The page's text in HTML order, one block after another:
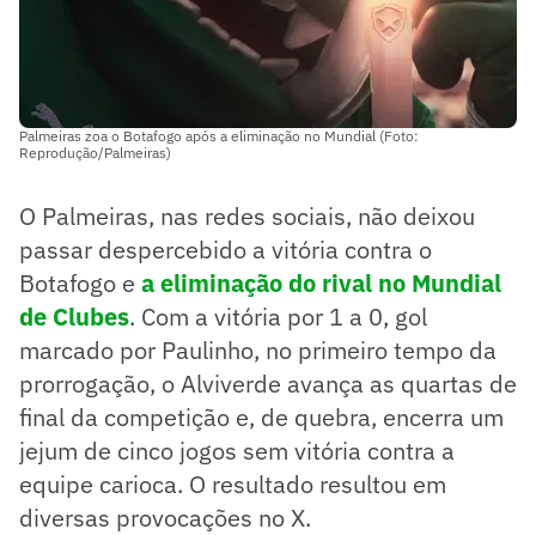
Palmeiras zoa o Botafogo após a eliminação no Mundial (Foto:
Reprodução/Palmeiras)
O Palmeiras, nas redes sociais, não deixou
passar despercebido a vitória contra o
Botafogo e a eliminação do rival no Mundial
de Clubes. Com a vitória por 1 a 0, gol
marcado por Paulinho, no primeiro tempo da
prorrogação, o Alviverde avança as quartas de
final da competição e, de quebra, encerra um
jejum de cinco jogos sem vitória contra a
equipe carioca. O resultado resultou em
diversas provocações no X.